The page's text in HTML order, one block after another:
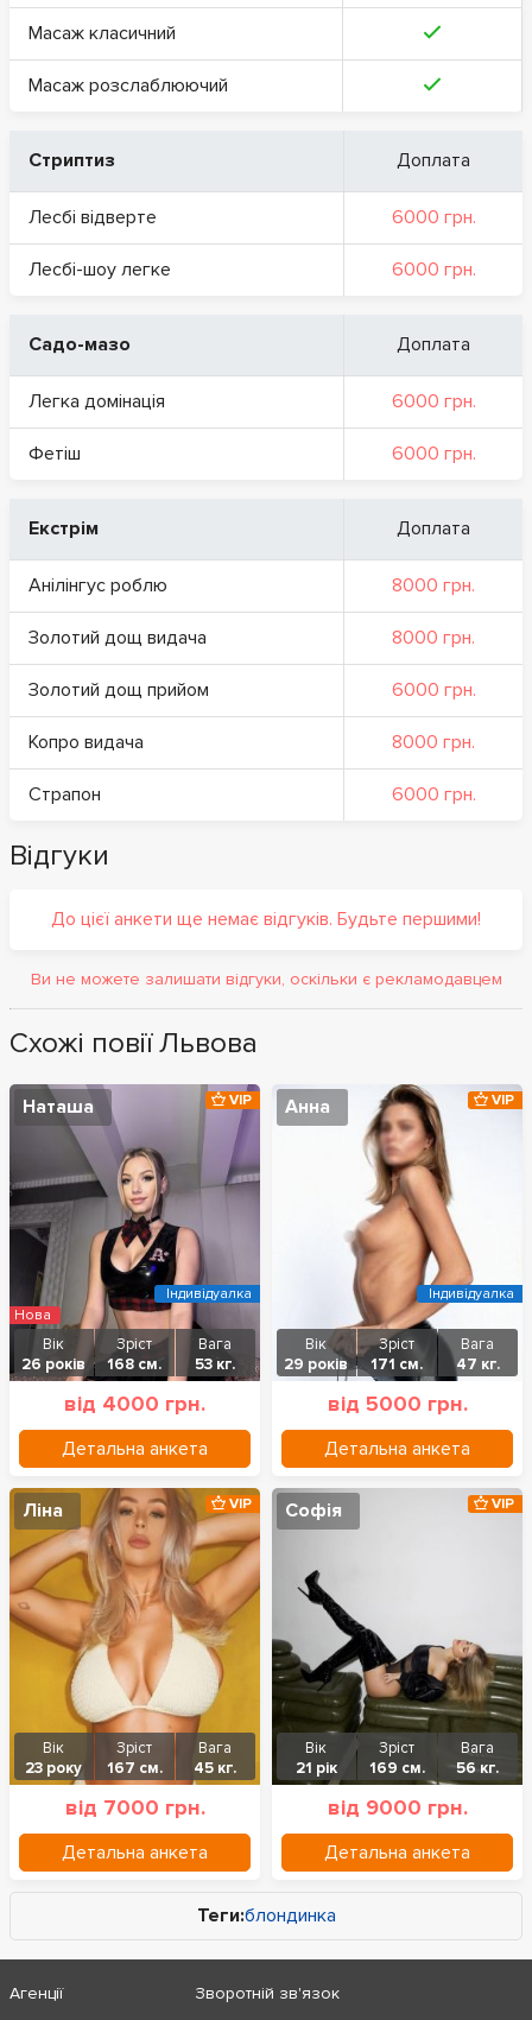
Масаж класичний
Масаж розслаблюючий
Стриптиз Доплата
Лесбі відверте 6000 грн.
Лесбі-шоу легке 6000 грн.
Садо-мазо Доплата
Легка домінація 6000 грн.
Фетіш 6000 грн.
Екстрім Доплата
Анілінгус роблю 8000 грн.
Золотий дощ видача 8000 грн.
Золотий дощ прийом 6000 грн.
Копро видача 8000 грн.
Страпон 6000 грн.
Відгуки
До цієї анкети ще немає відгуків. Будьте першими!
Ви не можете залишати відгуки, оскільки є рекламодавцем
Схожі повії Львова
Наташа
Вік
26 років
Зріст
168 см.
Вага
53 кг.
від 4000 грн.
Детальна анкета
VIP
Нова
Індивідуалка
Анна
Вік
29 років
Зріст
171 см.
Вага
47 кг.
від 5000 грн.
Детальна анкета
VIP
Індивідуалка
Ліна
Вік
23 року
Зріст
167 см.
Вага
45 кг.
від 7000 грн.
Детальна анкета
VIP Софія
Вік
21 рік
Зріст
169 см.
Вага
56 кг.
від 9000 грн.
Детальна анкета
VIP
Теги:блондинка
Агенції
Зворотній зв'язок